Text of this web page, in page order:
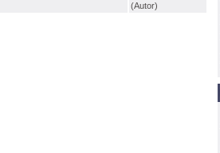
(Autor)